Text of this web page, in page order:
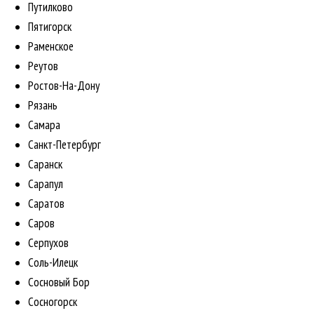
Путилково
Пятигорск
Раменское
Реутов
Ростов-На-Дону
Рязань
Самара
Санкт-Петербург
Саранск
Сарапул
Саратов
Саров
Серпухов
Соль-Илецк
Сосновый Бор
Сосногорск